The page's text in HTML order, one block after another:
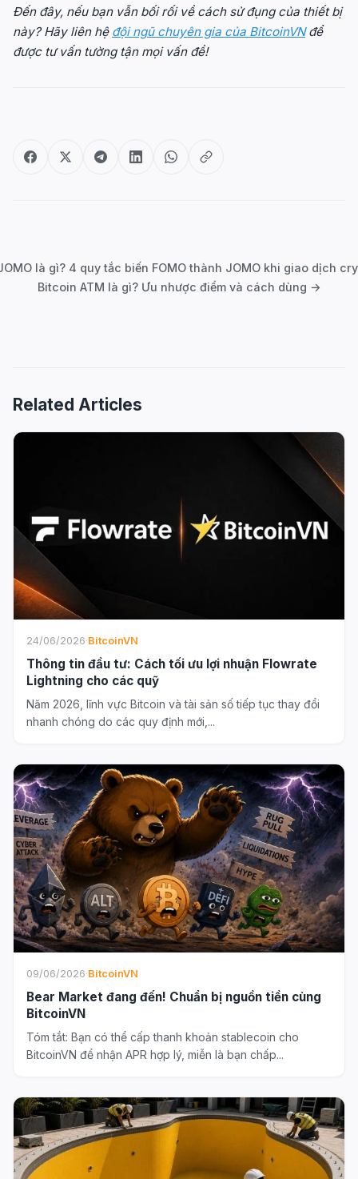
Đến đây, nếu bạn vẫn bối rối về cách sử đụng của thiết bị
này? Hãy liên hệ đội ngũ chuyên gia của BitcoinVNđể
được tư vấn tường tận mọi vấn đề!
là gì? 4 quy tắc biến FOMO thành JOMO khi giao dịch
Bitcoin ATM là gì? Ưu nhược điểm và cách dùng →
Related Articles
24/06/2026·BitcoinVN
Thông tin đầu tư: Cách tối ưu lợi nhuận Flowrate
Lightning cho các quỹ
Năm 2026, lĩnh vực Bitcoin và tài sản số tiếp tục thay đổi
nhanh chóng do các quy định mới,...
09/06/2026·BitcoinVN
Bear Market đang đến! Chuẩn bị nguồn tiền cùng
BitcoinVN
Tóm tắt: Bạn có thể cấp thanh khoản stablecoin cho
BitcoinVN để nhận APR hợp lý, miễn là bạn chấp...